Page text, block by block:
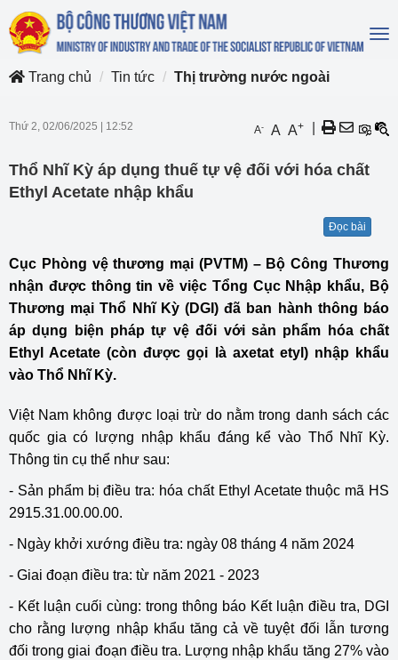
Trang chủ
Tin tức Thị trường nước ngoài
Thứ 2, 02/06/2025 12:52 A- A A+
Thổ Nhĩ Kỳ áp dụng thuế tự vệ đối với hóa chất
Ethyl Acetate nhập khẩu
Đọc bài
Cục Phòng vệ thương mại (PVTM) – Bộ Công Thương
nhận được thông tin về việc Tổng Cục Nhập khẩu, Bộ
Thương mại Thổ Nhĩ Kỳ (DGI) đã ban hành thông báo
áp dụng biện pháp tự vệ đối với sản phẩm hóa chất
Ethyl Acetate (còn được gọi là axetat etyl) nhập khẩu
vào Thổ Nhĩ Kỳ.
Việt Nam không được loại trừ do nằm trong danh sách các
quốc gia có lượng nhập khẩu đáng kể vào Thổ Nhĩ Kỳ.
Thông tin cụ thể như sau:
- Sản phẩm bị điều tra: hóa chất Ethyl Acetate thuộc mã HS
2915.31.00.00.00.
- Ngày khởi xướng điều tra: ngày 08 tháng 4 năm 2024
- Giai đoạn điều tra: từ năm 2021 - 2023
- Kết luận cuối cùng: trong thông báo Kết luận điều tra, DGI
cho rằng lượng nhập khẩu tăng cả về tuyệt đối lẫn tương
đối trong giai đoạn điều tra. Lượng nhập khẩu tăng 27% vào